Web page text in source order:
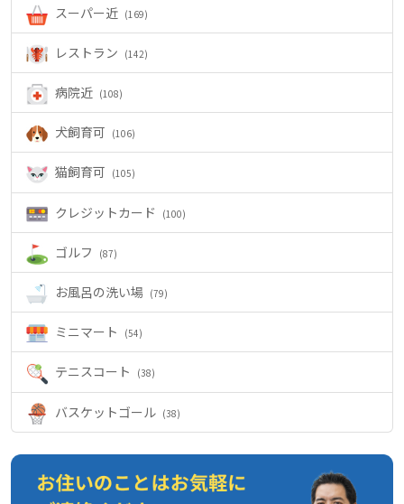
スーパー近 (169)
レストラン (142)
病院近 (108)
犬飼育可 (106)
猫飼育可 (105)
クレジットカード (100)
ゴルフ (87)
お風呂の洗い場 (79)
ミニマート (54)
テニスコート (38)
バスケットゴール (38)